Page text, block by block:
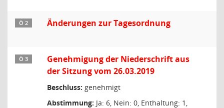
Ö 2 Änderungen zur Tagesordnung
Ö 3
Genehmigung der Niederschrift aus
der Sitzung vom 26.03.2019
Beschluss: genehmigt
Abstimmung: Ja: 6, Nein: 0, Enthaltung: 1,